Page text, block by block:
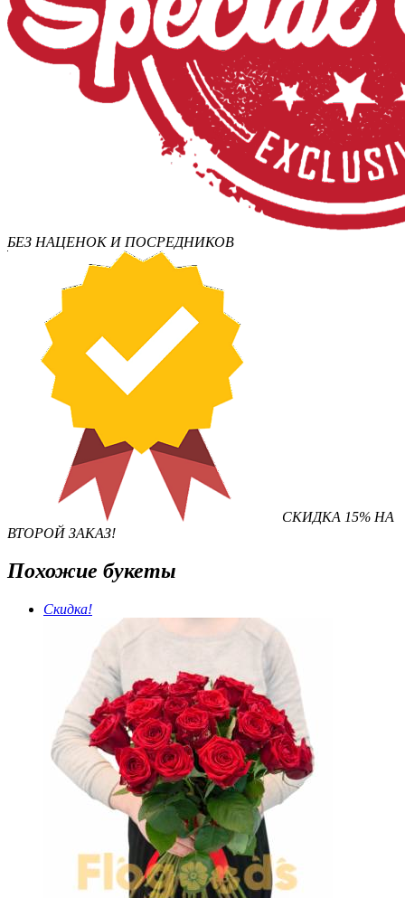
БЕЗ НАЦЕНОК И ПОСРЕДНИКОВ
СКИДКА 15% НА
ВТОРОЙ ЗАКАЗ!
Похожие букеты
Скидка!